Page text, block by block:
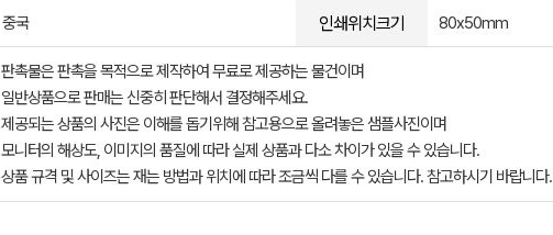
중국 인쇄위치크기 80x50mm
판촉물은 판촉을 목적으로 제작하여 무료로 제공하는 물건이며
일반상품으로 판매는 신중히 판단해서 결정해주세요.
제공되는 상품의 사진은 이해를 돕기위해 참고용으로 올려놓은 샘플사진이며
모니터의 해상도, 이미지의 품질에 따라 실제 상품과 다소 차이가 있을 수 있습니다.
상품 규격 및 사이즈는 재는 방법과 위치에 따라 조금씩 다를 수 있습니다. 참고하시기 바랍니다.